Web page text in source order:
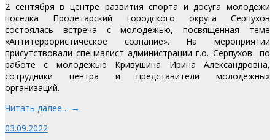
2 сентября в центре развития спорта и досуга молодежи
поселка Пролетарский городского округа Серпухов
состоялась встреча с молодежью, посвященная теме
«Антитеррористическое сознание». На мероприятии
присутствовали специалист администрации г.о. Серпухов по
работе с молодежью Кривушина Ирина Александровна,
сотрудники центра и представители молодежных
организаций.
Читать далее… →
03.09.2022